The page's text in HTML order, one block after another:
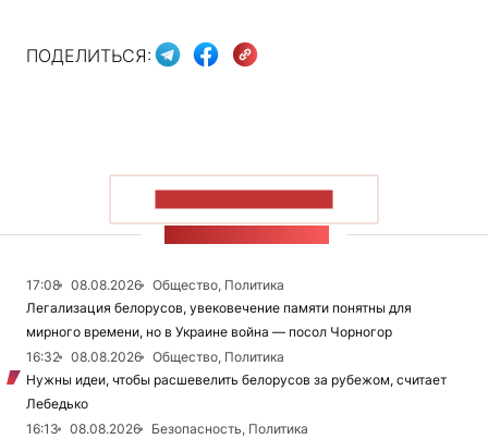
ПОДЕЛИТЬСЯ:
17:08 08.08.2026
Общество, Политика
Легализация белорусов, увековечение памяти понятны для
мирного времени, но в Украине война — посол Чорногор
16:32
08.08.2026
Общество, Политика
Нужны идеи, чтобы расшевелить белорусов за рубежом, считает
Лебедько
16:13
08.08.2026 Безопасность, Политика